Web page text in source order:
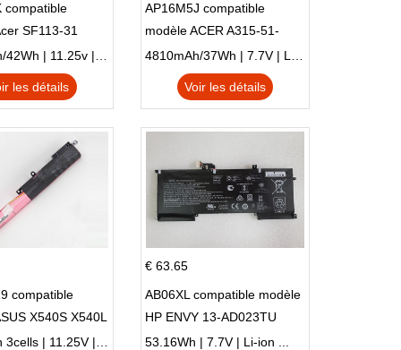
compatible
SF113-31
les détails
AP16M5J compatible
modèle ACER A315-51-
51SL N17Q1 SERIES
Voir les détails
compatible
X540S X540L
X540SA
€ 63.65
AB06XL compatible modèle
HP ENVY 13-AD023TU
HSTNN-DB8C 921438-855
53.16Wh | 7.7V | Li-ion ...